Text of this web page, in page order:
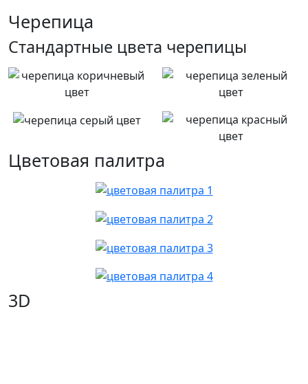
Черепица
Стандартные цвета черепицы
Цветовая палитра
3D